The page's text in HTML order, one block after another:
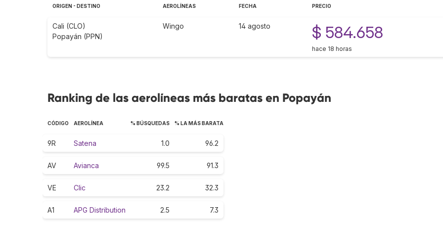
ORIGEN - DESTINO AEROLÍNEAS FECHA PRECIO
Cali (CLO)
Popayán (PPN)
Wingo 14 agosto $ 584.658
hace 18 horas
Ranking de las aerolíneas más baratas en Popayán
CÓDIGO AEROLÍNEA % BÚSQUEDAS % LA MÁS BARATA
9R Satena 1.0 96.2
AV Avianca 99.5 91.3
VE Clic 23.2 32.3
A1 APG Distribution 2.5 7.3